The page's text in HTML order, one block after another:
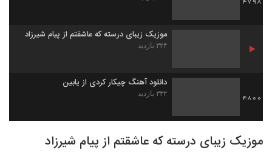
4798
موزیک زیبای درسته که عاشقتم از پیام شیرزاد
۳۲۴ بازدید
4800
دانلود آهنگ چیکار کردی از یابین
۳۳۲ بازدید
موزیک زیبای درسته که عاشقتم از پیام شیرزاد